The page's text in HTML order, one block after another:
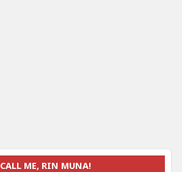
CALL ME, RIN MUNA!